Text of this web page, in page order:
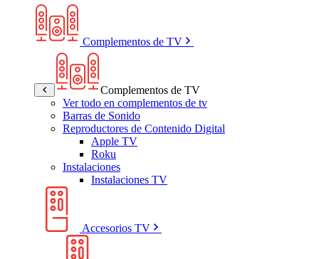
Complementos de TV
Complementos de TV
Ver todo en complementos de tv
Barras de Sonido
Reproductores de Contenido Digital
Apple TV
Roku
Instalaciones
Instalaciones TV
Accesorios TV